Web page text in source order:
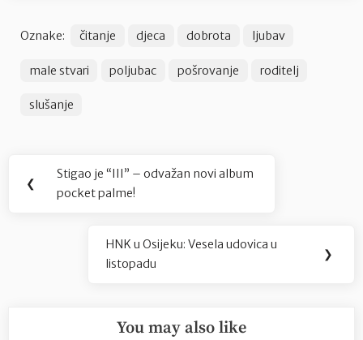
Oznake: čitanje djeca dobrota ljubav
male stvari poljubac pošrovanje roditelj
slušanje
Navigacija
objava
❮
Previous
Post:
Stigao je “III” – odvažan novi album
pocket palme!
Next
Post:
HNK u Osijeku: Vesela udovica u
listopadu
❯
You may also like